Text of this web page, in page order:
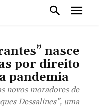
nasce
por direito
pandemia
novos moradores de
Dessalines”, uma